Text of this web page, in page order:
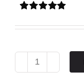
5.00na 5 na
klienta
ilość